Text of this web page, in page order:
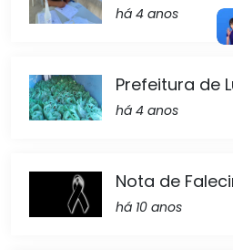
há 4 anos
Prefeitura de
há 4 anos
Nota de
há 10 anos